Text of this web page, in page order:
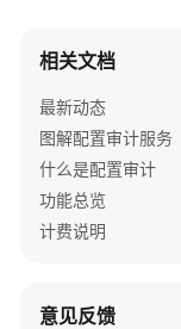
规
组
织
合
规
相关文档
最新动态
图解配置审计服务
什么是配置审计
功能总览
计费说明
意见反馈